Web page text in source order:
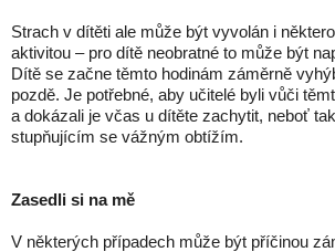
Strach v dítěti ale může být vyvolán i
aktivitou – pro dítě neobratné to může být
Dítě se začne těmto hodinám záměrně
pozdě. Je potřebné, aby učitelé byli vůči
a dokázali je včas u dítěte zachytit, neboť
stupňujícím se vážným obtížím.
Zasedli si na mě
V některých případech může být příčinou